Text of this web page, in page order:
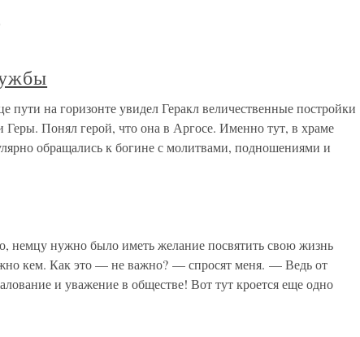
пути на горизонте увидел Геракл величественные постройки
Понял герой, что она в Аргосе. Именно тут, в храме
обращались к богине с молитвами, подношениями и
немцу нужно было иметь желание посвятить свою жизнь
кем. Как это — не важно? — спросят меня. — Ведь от
и уважение в обществе! Вот тут кроется еще одно